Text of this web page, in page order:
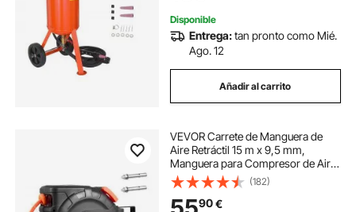
Disponible
Entrega:tan pronto como Mié.
Ago. 12
Añadir al carrito
VEVOR Carrete de Manguera de
Aire Retráctil 15 m x 9,5 mm,
Manguera para Compresor de Aire
Presión Máxima de 300 PSI, con
Entrada de 1 m, Montaje en Techo o
Pared Giratorio de 180°, para Garaje
(182)
90€